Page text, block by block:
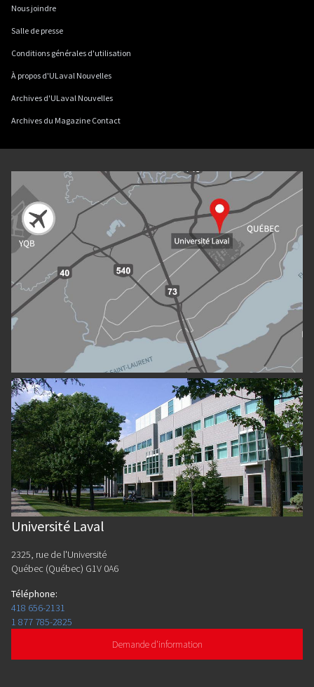
Nous joindre
Salle de presse
Conditions générales d'utilisation
À propos d'ULaval Nouvelles
Archives d'ULaval Nouvelles
Archives du Magazine Contact
Université Laval
2325, rue de l'Université
Québec (Québec) G1V 0A6
Téléphone:
418 656-2131
1 877 785-2825
Demande d'information